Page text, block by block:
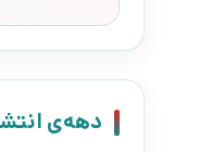
دهه‌ی